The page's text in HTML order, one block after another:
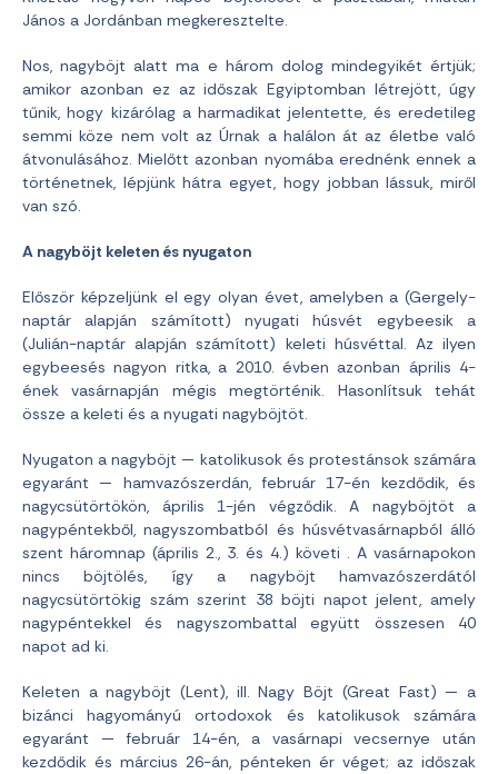
János a Jordánban megkeresztelte.
Nos, nagyböjt alatt ma e három dolog mindegyikét értjük;
amikor azonban ez az időszak Egyiptomban létrejött, úgy
tűnik, hogy kizárólag a harmadikat jelentette, és eredetileg
semmi köze nem volt az Úrnak a halálon át az életbe való
átvonulásához. Mielőtt azonban nyomába erednénk ennek a
történetnek, lépjünk hátra egyet, hogy jobban lássuk, miről
van szó.
A nagyböjt keleten és nyugaton
Először képzeljünk el egy olyan évet, amelyben a (Gergely-
naptár alapján számított) nyugati húsvét egybeesik a
(Julián-naptár alapján számított) keleti húsvéttal. Az ilyen
egybeesés nagyon ritka, a 2010. évben azonban április 4-
ének vasárnapján mégis megtörténik. Hasonlítsuk tehát
össze a keleti és a nyugati nagyböjtöt.
Nyugaton a nagyböjt — katolikusok és protestánsok számára
egyaránt — hamvazószerdán, február 17-én kezdődik, és
nagycsütörtökön, április 1-jén végződik. A nagyböjtöt a
nagypéntekből, nagyszombatból és húsvétvasárnapból álló
szent háromnap (április 2., 3. és 4.) követi . A vasárnapokon
nincs böjtölés, így a nagyböjt hamvazószerdától
nagycsütörtökig szám szerint 38 böjti napot jelent, amely
nagypéntekkel és nagyszombattal együtt összesen 40
napot ad ki.
Keleten a nagyböjt (Lent), ill. Nagy Böjt (Great Fast) — a
bizánci hagyományú ortodoxok és katolikusok számára
egyaránt — február 14-én, a vasárnapi vecsernye után
kezdődik és március 26-án, pénteken ér véget; az időszak